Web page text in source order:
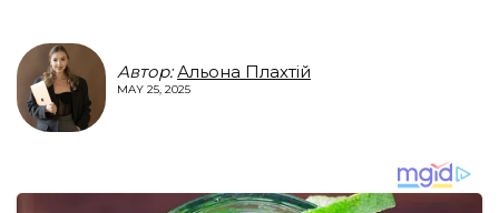
Автор: Альона Плахтій
MAY 25, 2025